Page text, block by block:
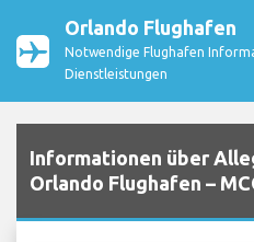
Orlando Flughafen
Notwendige Flughafen
Dienstleistungen
Informationen über
Orlando Flughafen –